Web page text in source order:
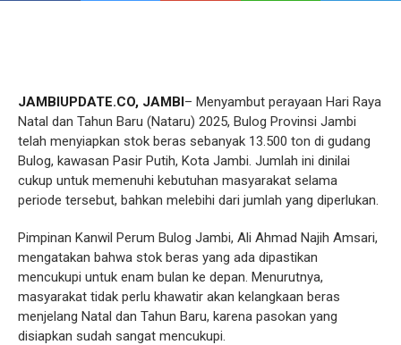
JAMBIUPDATE.CO, JAMBI– Menyambut perayaan Hari Raya
Natal dan Tahun Baru (Nataru) 2025, Bulog Provinsi Jambi
telah menyiapkan stok beras sebanyak 13.500 ton di gudang
Bulog, kawasan Pasir Putih, Kota Jambi. Jumlah ini dinilai
cukup untuk memenuhi kebutuhan masyarakat selama
periode tersebut, bahkan melebihi dari jumlah yang diperlukan.
Pimpinan Kanwil Perum Bulog Jambi, Ali Ahmad Najih Amsari,
mengatakan bahwa stok beras yang ada dipastikan
mencukupi untuk enam bulan ke depan. Menurutnya,
masyarakat tidak perlu khawatir akan kelangkaan beras
menjelang Natal dan Tahun Baru, karena pasokan yang
disiapkan sudah sangat mencukupi.